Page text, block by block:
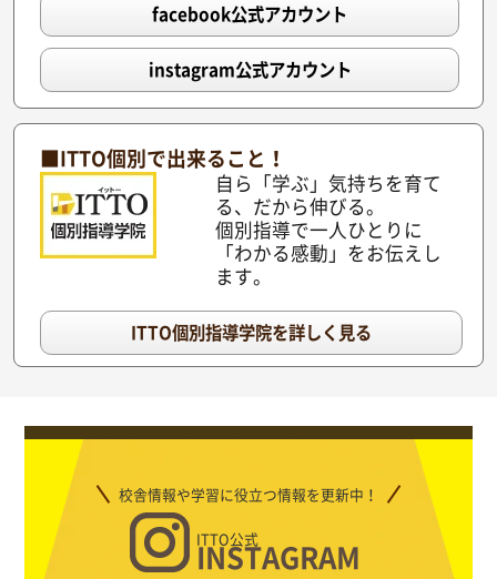
facebook公式アカウント
instagram公式アカウント
■ITTO個別で出来ること！
自ら「学ぶ」気持ちを育て
る、だから伸びる。
個別指導で一人ひとりに
「わかる感動」をお伝えし
ます。
ITTO個別指導学院を詳しく見る
校舎情報や学習に役立つ情報を更新中！
ITTO公式
INSTAGRAM